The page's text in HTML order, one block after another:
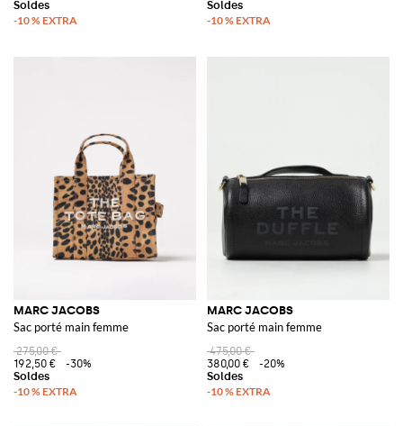
MARC JACOBS
Sac porté main femme
275,00 €
192,50 €
-30%
MARC JACOBS
Sac porté main femme
475,00 €
380,00 €
-20%